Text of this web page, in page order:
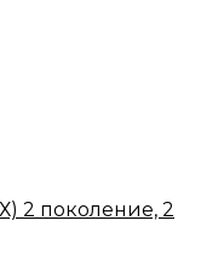
2 поколение, 2